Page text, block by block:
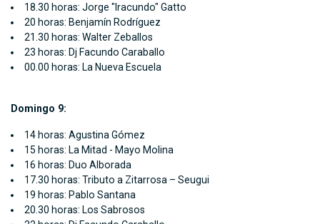
18.30 horas: Jorge "Iracundo" Gatto
20 horas: Benjamín Rodríguez
21.30 horas: Walter Zeballos
23 horas: Dj Facundo Caraballo
00.00 horas: La Nueva Escuela
Domingo 9:
14 horas: Agustina Gómez
15 horas: La Mitad - Mayo Molina
16 horas: Duo Alborada
17.30 horas: Tributo a Zitarrosa – Seugui
19 horas: Pablo Santana
20.30 horas: Los Sabrosos